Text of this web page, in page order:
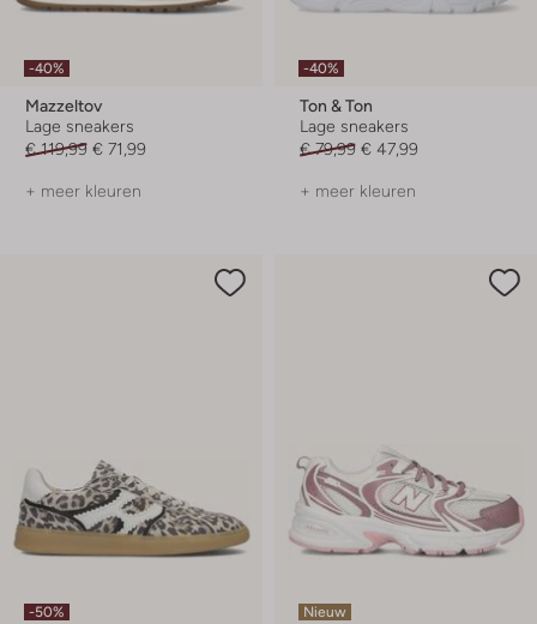
-40%
Mazzeltov
Lage sneakers
€ 119,99 € 71,99
+ meer kleuren
-40%
Ton & Ton
Lage sneakers
€ 79,99 € 47,99
+ meer kleuren
-50% Nieuw